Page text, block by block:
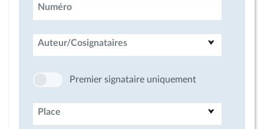
Numéro
Auteur/Cosignataires
Premier signataire uniquement
Place